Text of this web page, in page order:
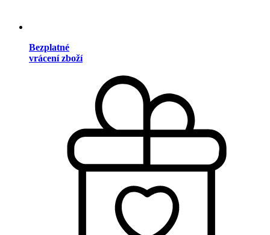
Bezplatné
vrácení zboží